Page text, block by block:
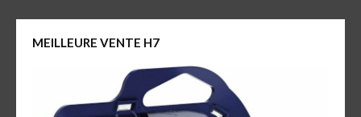
MEILLEURE VENTE H7